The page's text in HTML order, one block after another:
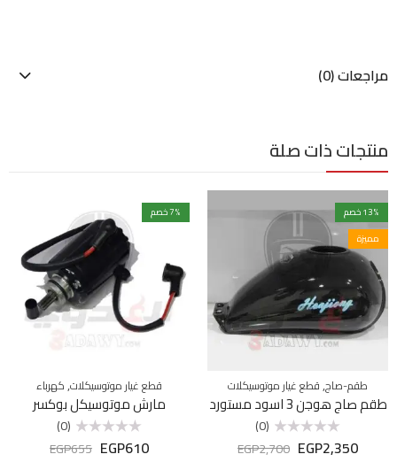
مراجعات (0)
منتجات ذات صلة
13% خصم
مميزة
طقم-صاج,قطع غيار موتوسيكلات
طقم صاج هوجن 3 اسود مستورد
التقييم
(0)
EGP2,350
EGP2,700
7% خصم
قطع غيار موتوسيكلات,كهرباء
مارش موتوسيكل بوكسر
التقييم
(0)
EGP610
EGP655